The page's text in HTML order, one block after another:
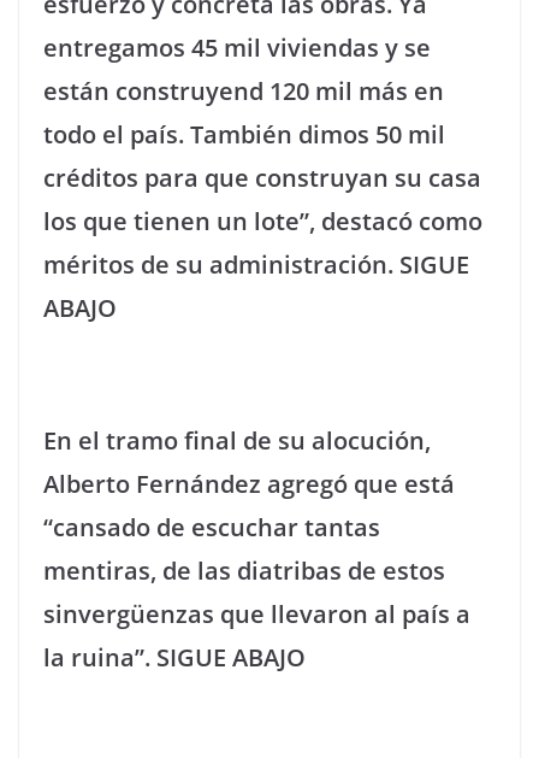
entregamos 45 mil viviendas y se
están construyend 120 mil más en
todo el país. También dimos 50 mil
créditos para que construyan su casa
los que tienen un lote”, destacó como
méritos de su administración. SIGUE
ABAJO
En el tramo final de su alocución,
Alberto Fernández agregó que está
“cansado de escuchar tantas
mentiras, de las diatribas de estos
sinvergüenzas que llevaron al país a
la ruina”. SIGUE ABAJO